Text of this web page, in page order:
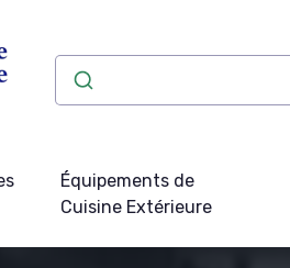
Équipements de
Cuisine Extérieure